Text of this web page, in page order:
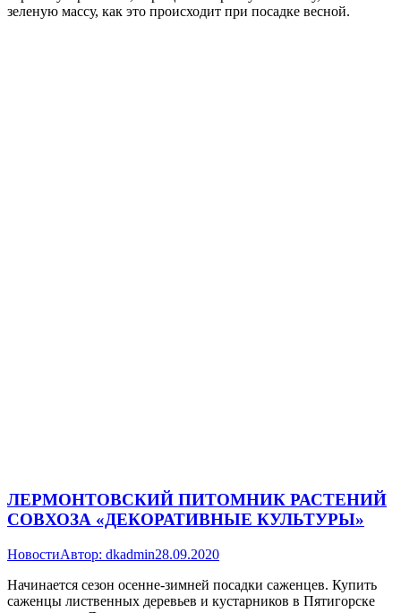
зеленую массу, как это происходит при посадке весной.
ЛЕРМОНТОВСКИЙ ПИТОМНИК РАСТЕНИЙ
СОВХОЗА «ДЕКОРАТИВНЫЕ КУЛЬТУРЫ»
НовостиАвтор: dkadmin28.09.2020
Начинается сезон осенне-зимней посадки саженцев. Купить
саженцы лиственных деревьев и кустарников в Пятигорске